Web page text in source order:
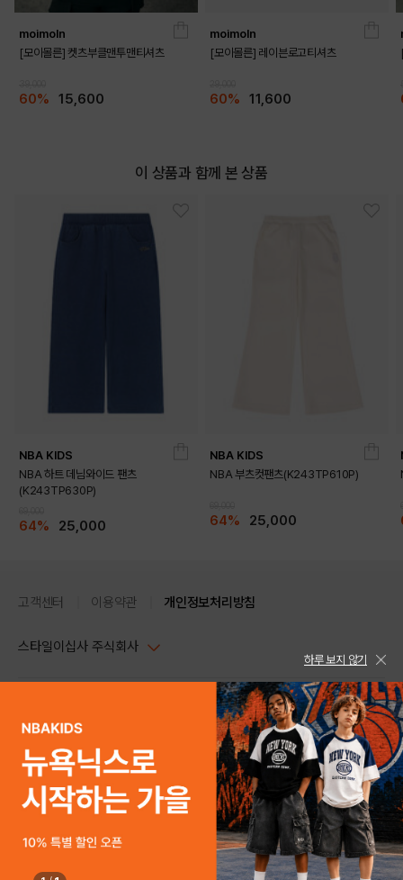
moimoln
[모이몰른] 켓츠부클맨투맨티셔츠
60% 15,600
moimoln
[모이몰른] 레이븐로고티셔츠
60% 11,600
이 상품과 함께 본 상품
NBA KIDS
NBA 하트 데님와이드 팬츠
(K243TP630P)
64% 25,000
NBA KIDS
NBA 부츠컷팬츠(K243TP610P)
64% 25,000
고객센터 이용약관 개인정보처리방침
스타일이십사 주식회사
주소 : 서울시 강남구 논현로 633, 6층 (논현동, 한세엠케이빌딩)
사업자등록번호 : 116-81-32499
통신판매업신고번호 : 제 2024-서울강남-04239
호스팅 서비스 : 스타일이십사㈜
고객센터 1544-5336(평일 09:00~ 18:00 토/일/공휴일 휴무)
스타일24 고객센터 1544-5336
평일 09:00~ 18:00 (토/일/공휴일 휴무)
help Email : help@style24.com
COPYRIGHTⓒ2021 STYLE24 ALL RIGHTS RESERVED.
하루 보지 않기